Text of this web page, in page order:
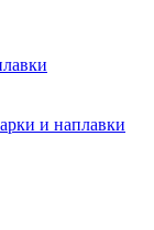
и наплавки